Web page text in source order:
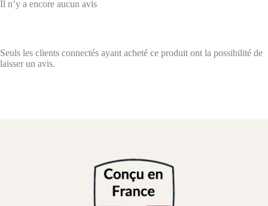
Il n’y a encore aucun avis
Seuls les clients connectés ayant acheté ce produit ont la possibilité de
laisser un avis.